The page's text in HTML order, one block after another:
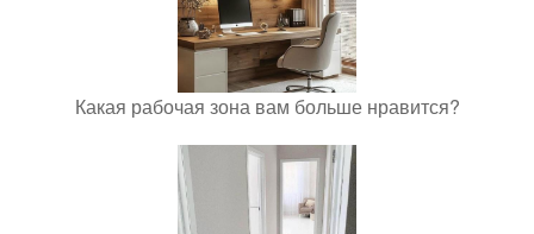
Какая рабочая зона вам больше нравится?